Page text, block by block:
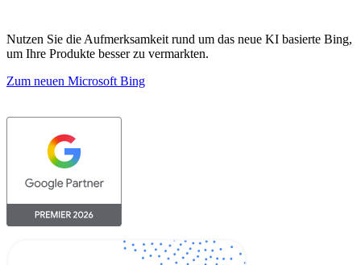
Nutzen Sie die Aufmerksamkeit rund um das neue KI basierte Bing,
um Ihre Produkte besser zu vermarkten.
Zum neuen Microsoft Bing